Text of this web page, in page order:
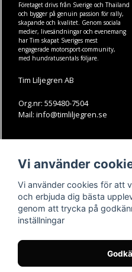
Företaget drivs från Sverige och Thailand
och bygger på genuin passion för rally,
skapande och kvalitet. Genom sociala
medier, livesändningar och evenemang
har Tim skapat Sveriges mest
engagerade motorsport-community,
med hundratusentals följare.
Tim Liljegren AB
Org.nr: 559480-7504
Mail: info@timliljegren.se
Köpvillkor
Kontakt
Youtube-videos
Vi använder
Vi använder cookies för att
och erbjuda dig bästa
genom att trycka på
inställningar